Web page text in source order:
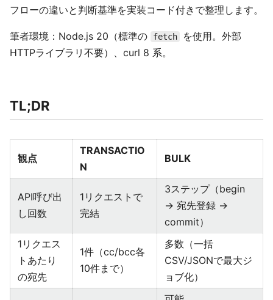
フローの違いと判断基準を実装コード付きで整理します。
筆者環境：Node.js 20（標準の fetch
を使用。外部
HTTPライブラリ不要）、curl 8 系。
TL;DR
観点
TRANSACTIO
N
BULK
API呼び出
し回数
1リクエストで
完結
3ステップ（begin
→ 宛先登録 →
commit）
1リクエス
トあたり
の宛先
1件（cc/bcc各
10件まで）
多数（一括
CSV/JSONで最大ジ
ョブ化）